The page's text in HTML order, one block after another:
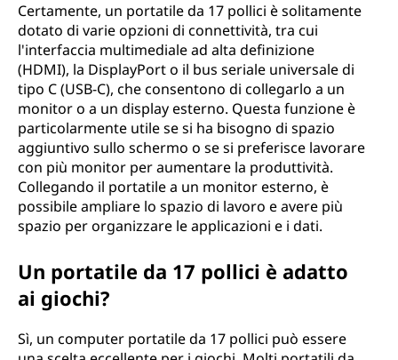
Certamente, un portatile da 17 pollici è solitamente
dotato di varie opzioni di connettività, tra cui
l'interfaccia multimediale ad alta definizione
(HDMI), la DisplayPort o il bus seriale universale di
tipo C (USB-C), che consentono di collegarlo a un
monitor o a un display esterno. Questa funzione è
particolarmente utile se si ha bisogno di spazio
aggiuntivo sullo schermo o se si preferisce lavorare
con più monitor per aumentare la produttività.
Collegando il portatile a un monitor esterno, è
possibile ampliare lo spazio di lavoro e avere più
spazio per organizzare le applicazioni e i dati.
Un portatile da 17 pollici è adatto
ai giochi?
Sì, un computer portatile da 17 pollici può essere